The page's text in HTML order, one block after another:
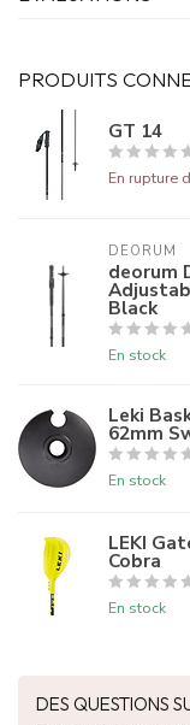
PRODUITS
GT 14
En rupture
DEORUM
deorum
Black
En stock
Leki
62mm
En stock
LEKI
Cobra
En stock
DES QUESTIONS